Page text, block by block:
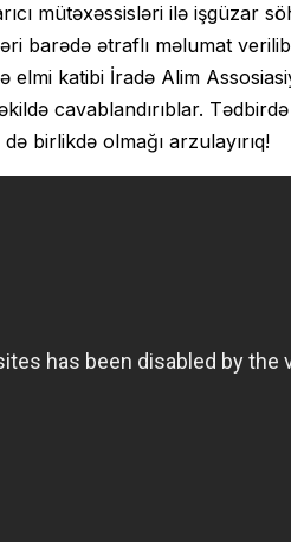
mütəxəssisləri ilə işgüzar
barədə ətraflı məlumat
katibi İradə Alim
cavablandırıblar.
birlikdə olmağı arzulayırıq!